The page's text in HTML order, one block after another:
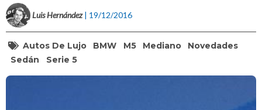
Luis Hernández | 19/12/2016
Autos De Lujo BMW M5 Mediano
Novedades
Sedán
Serie 5